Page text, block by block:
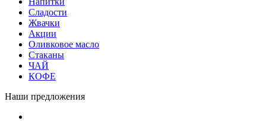
Сладости
Жвачки
Акции
Оливковое масло
Стаканы
ЧАЙ
КОФЕ
Наши предложения